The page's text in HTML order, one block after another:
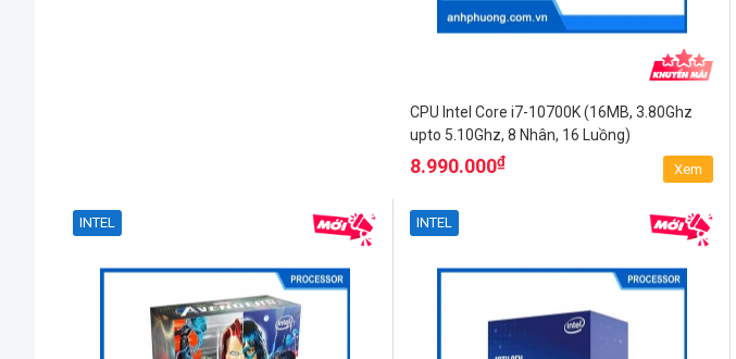
CPU Intel Core i7-10700K (16MB, 3.80Ghz
upto 5.10Ghz, 8 Nhân, 16 Luồng)
8.990.000₫
Xem
INTEL INTEL